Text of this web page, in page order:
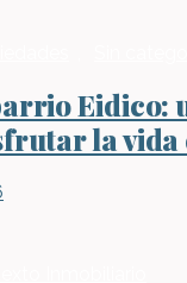
Eidico:
la vida